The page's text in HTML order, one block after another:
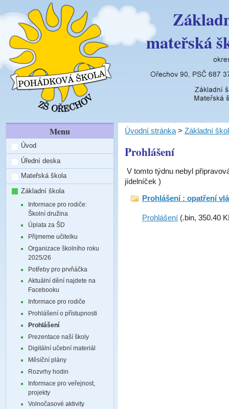
mateřská
Menu
Úvod
Úřední deska
Mateřská škola
Základní škola
Informace pro rodiče:
Školní družina
Úplata za ŠD
Přijmeme učitelku
Organizace školního roku
2025/26
Potřeby pro prvňáčka
Aktuální dění najdete na
Facebooku
Informace pro rodiče
Prohlášení o přístupnosti
Prohlášení
Prezentace naší školy
Digitální učební materiál
Měsíční plány
Rozvrhy hodin
Informace pro veřejnost,
projekty
Volnočasové aktivity
Úvodní stránka >Základní
Prohlášení
V tomto týdnu nebyl
jídelníček )
Prohlášení : opatření
Prohlášení (.bin, 350.40